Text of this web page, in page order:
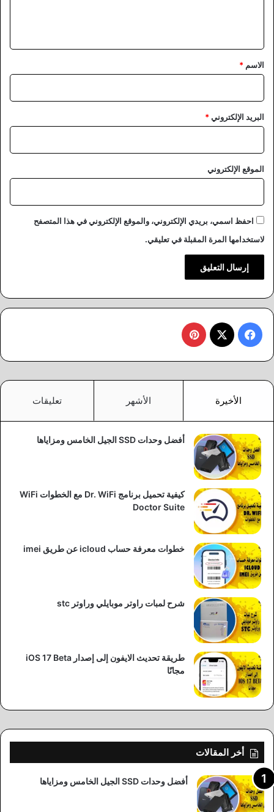
*
الاسم *
البريد الإلكتروني*
الموقع الإلكتروني
احفظ اسمي، بريدي الإلكتروني، والموقع الإلكتروني في هذا المتصفح
لاستخدامها المرة المقبلة في تعليقي.
فيسبوك
‫X بينتيريست
الأخيرة الأشهر تعليقات
أفضل وحدات SSD الجيل الخامس ومزاياها
كيفية تحميل برنامج Dr. WiFi مع الخطوات WiFi
Doctor Suite
خطوات معرفة حساب icloud عن طريق imei
شرح لمبات راوتر موبايلي وراوتر stc
طريقة تحديث الايفون إلى إصدار iOS 17 Beta
مجانًا
أخر المقالات
أفضل وحدات SSD الجيل الخامس ومزاياها